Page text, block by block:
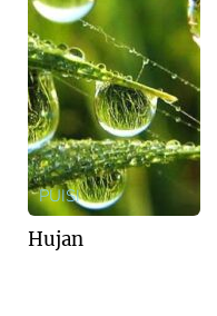
PUISI
Hujan